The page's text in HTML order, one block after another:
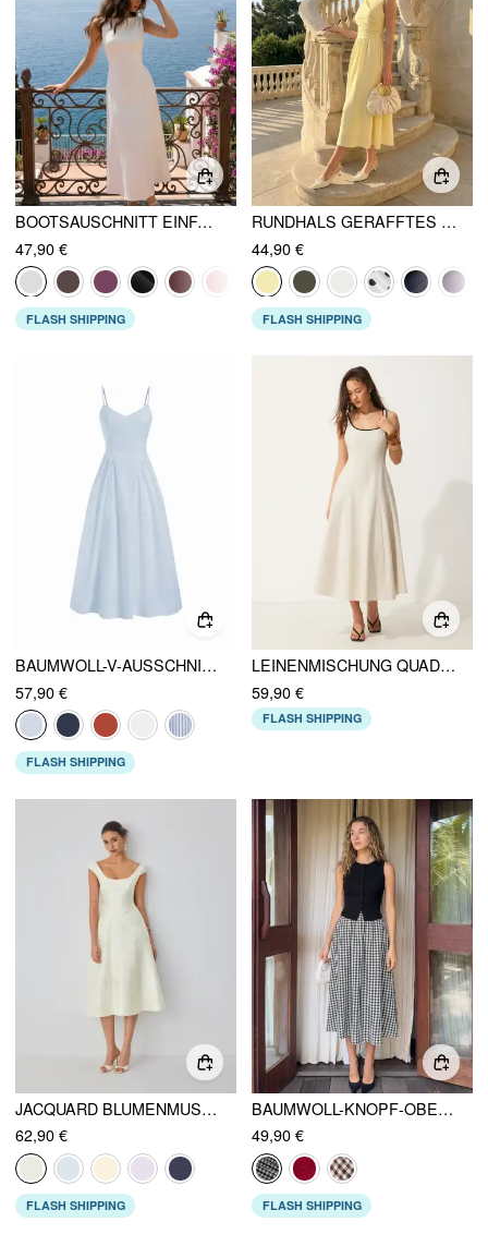
BOOTSAUSCHNITT EINFARBIGES MAXIKLEID
47,90 €
FLASH SHIPPING
RUNDHALS GERAFFTES MAXIKLEID
44,90 €
FLASH SHIPPING
BAUMWOLL-V-AUSSCHNITT A-LINIE MIDIKLEID
57,90 €
FLASH SHIPPING
LEINENMISCHUNG QUADRATISCHER AUSSCHNITT TASCHE A-LINIE MAXIKLEID
59,90 €
FLASH SHIPPING
JACQUARD BLUMENMUSTER QUADRATISCHER AUSSCHNITT STRUKTURIERTES AUSGESTELLTES MIDIKLEID
62,90 €
FLASH SHIPPING
BAUMWOLL-KNOPF-OBERTEIL & KARO-A-LINIEN-MAXIROCK SET
49,90 €
FLASH SHIPPING